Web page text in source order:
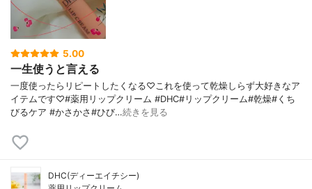
5.00
一生使うと言える
一度使ったらリピートしたくなる♡これを使って乾燥しらず大好きなア
イテムです♡#薬用リップクリーム #DHC#リップクリーム#乾燥#くち
びるケア #かさかさ#ひび…続きを見る
DHC(ディーエイチシー)